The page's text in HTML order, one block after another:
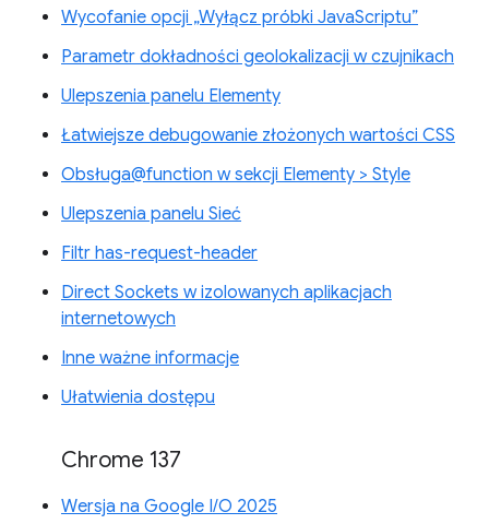
Wycofanie opcji „Wyłącz próbki JavaScriptu”
Parametr dokładności geolokalizacji w czujnikach
Ulepszenia panelu Elementy
Łatwiejsze debugowanie złożonych wartości CSS
Obsługa@function w sekcji Elementy > Style
Ulepszenia panelu Sieć
Filtr has-request-header
Direct Sockets w izolowanych aplikacjach
internetowych
Inne ważne informacje
Ułatwienia dostępu
Chrome 137
Wersja na Google I/O 2025